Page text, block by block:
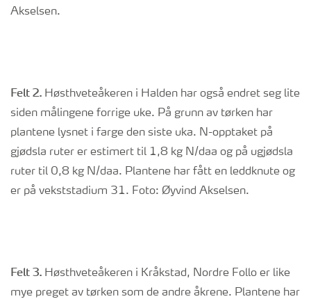
Akselsen.
Felt 2. Høsthveteåkeren i Halden har også endret seg lite
siden målingene forrige uke. På grunn av tørken har
plantene lysnet i farge den siste uka. N-opptaket på
gjødsla ruter er estimert til 1,8 kg N/daa og på ugjødsla
ruter til 0,8 kg N/daa. Plantene har fått en leddknute og
er på vekststadium 31. Foto: Øyvind Akselsen.
Felt 3. Høsthveteåkeren i Kråkstad, Nordre Follo er like
mye preget av tørken som de andre åkrene. Plantene har